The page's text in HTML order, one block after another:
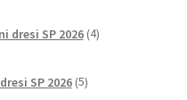
dresi SP 2026 4izdelki
SP 2026 5izdelkov